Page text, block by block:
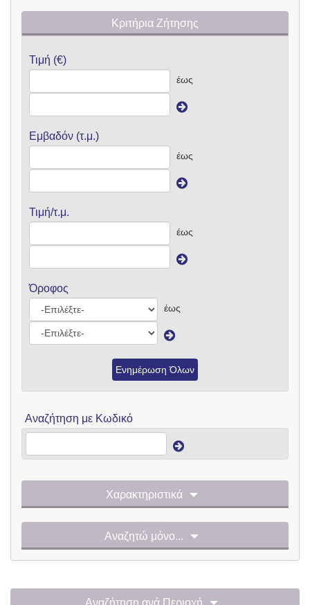
Κριτήρια Ζήτησης
Τιμή (€)
έως
Εμβαδόν (τ.μ.)
έως
Τιμή/τ.μ.
έως
Όροφος
έως
Ενημέρωση Όλων
Αναζήτηση με Κωδικό
Χαρακτηριστικά
Αναζητώ μόνο...
Αναζήτηση ανά Περιοχή